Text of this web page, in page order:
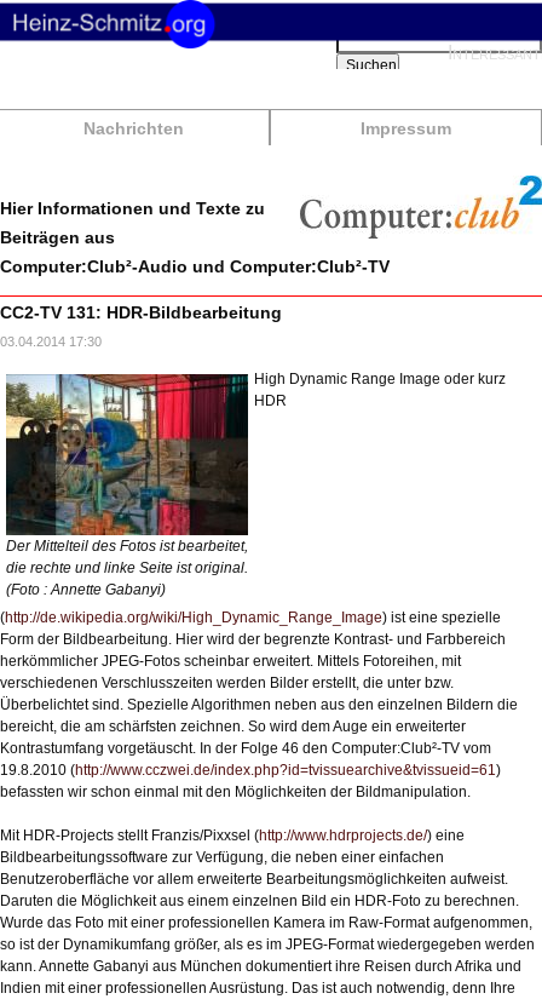
Suchbegriffe
Suchen
Nachrichten Impressum
Hier Informationen und Texte zu
Beiträgen aus
Computer:Club²-Audio und Computer:Club²-TV
CC2-TV 131: HDR-Bildbearbeitung
03.04.2014 17:30
Der Mittelteil des Fotos ist bearbeitet,
die rechte und linke Seite ist original.
(Foto : Annette Gabanyi)
High Dynamic Range Image oder kurz
HDR
(http://de.wikipedia.org/wiki/High_Dynamic_Range_Image) ist eine spezielle
Form der Bildbearbeitung. Hier wird der begrenzte Kontrast- und Farbbereich
herkömmlicher JPEG-Fotos scheinbar erweitert. Mittels Fotoreihen, mit
verschiedenen Verschlusszeiten werden Bilder erstellt, die unter bzw.
Überbelichtet sind. Spezielle Algorithmen neben aus den einzelnen Bildern die
bereicht, die am schärfsten zeichnen. So wird dem Auge ein erweiterter
Kontrastumfang vorgetäuscht. In der Folge 46 den Computer:Club²-TV vom
19.8.2010 (http://www.cczwei.de/index.php?id=tvissuearchive&tvissueid=61)
befassten wir schon einmal mit den Möglichkeiten der Bildmanipulation.
Mit HDR-Projects stellt Franzis/Pixxsel (http://www.hdrprojects.de/) eine
Bildbearbeitungssoftware zur Verfügung, die neben einer einfachen
Benutzeroberfläche vor allem erweiterte Bearbeitungsmöglichkeiten aufweist.
Daruten die Möglichkeit aus einem einzelnen Bild ein HDR-Foto zu berechnen.
Wurde das Foto mit einer professionellen Kamera im Raw-Format aufgenommen,
so ist der Dynamikumfang größer, als es im JPEG-Format wiedergegeben werden
kann. Annette Gabanyi aus München dokumentiert ihre Reisen durch Afrika und
Indien mit einer professionellen Ausrüstung. Das ist auch notwendig, denn Ihre